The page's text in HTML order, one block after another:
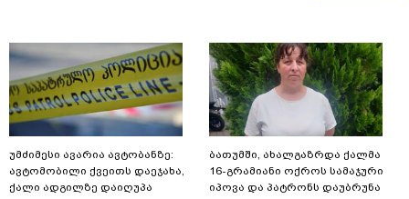
უმძიმესი ავარია ავტობანზე:
ავტომობილი ქვეითს დაეჯახა,
ქალი ადგილზე დაიღუპა
ბათუმში, ახალგაზრდა ქალმა
16-გრამიანი ოქროს სამაჯური
იპოვა და პატრონს დაუბრუნა